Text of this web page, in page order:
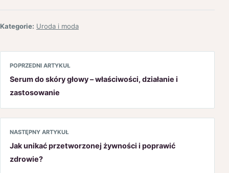
Kategorie: Uroda i moda
POPRZEDNI ARTYKUŁ
Serum do skóry głowy – właściwości, działanie i
zastosowanie
NASTĘPNY ARTYKUŁ
Jak unikać przetworzonej żywności i poprawić
zdrowie?